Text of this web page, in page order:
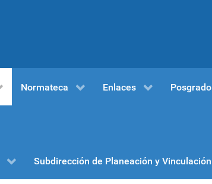
Normateca Enlaces Posgrado
Subdirección de Planeación y Vinculación